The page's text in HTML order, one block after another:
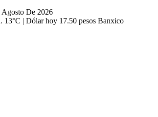
De 2026
13°C | Dólar hoy 17.50 pesos Banxico